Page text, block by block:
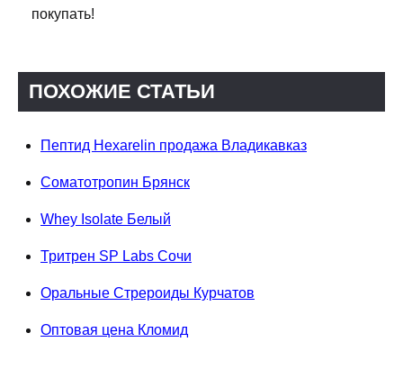
покупать!
ПОХОЖИЕ СТАТЬИ
Пептид Hexarelin продажа Владикавказ
Соматотропин Брянск
Whey Isolate Белый
Тритрен SP Labs Сочи
Оральные Стрероиды Курчатов
Оптовая цена Кломид